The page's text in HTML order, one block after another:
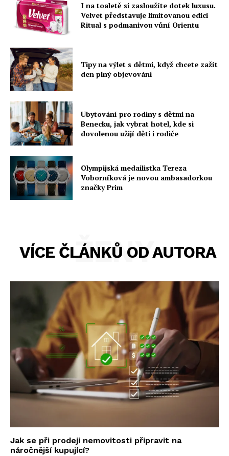
I na toaletě si zasloužíte dotek luxusu.
Velvet představuje limitovanou edici
Ritual s podmanivou vůní Orientu
Tipy na výlet s dětmi, když chcete zažít
den plný objevování
Ubytování pro rodiny s dětmi na
Benecku, jak vybrat hotel, kde si
dovolenou užijí děti i rodiče
Olympijská medailistka Tereza
Voborníková je novou ambasadorkou
značky Prim
VÍCE ČLÁNKŮ OD AUTORA
ŽENY
Jak se při prodeji nemovitosti připravit na
náročnější kupující?